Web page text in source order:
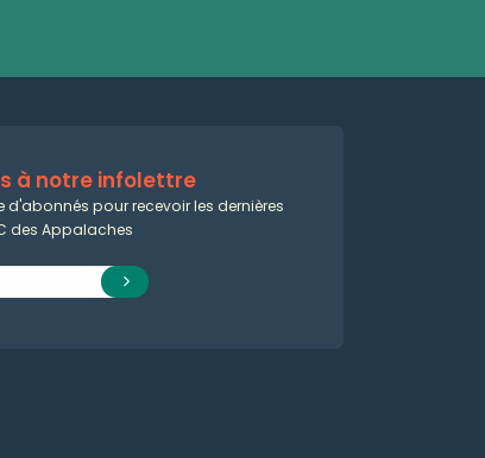
à notre infolettre
d'abonnés pour recevoir les dernières
des Appalaches